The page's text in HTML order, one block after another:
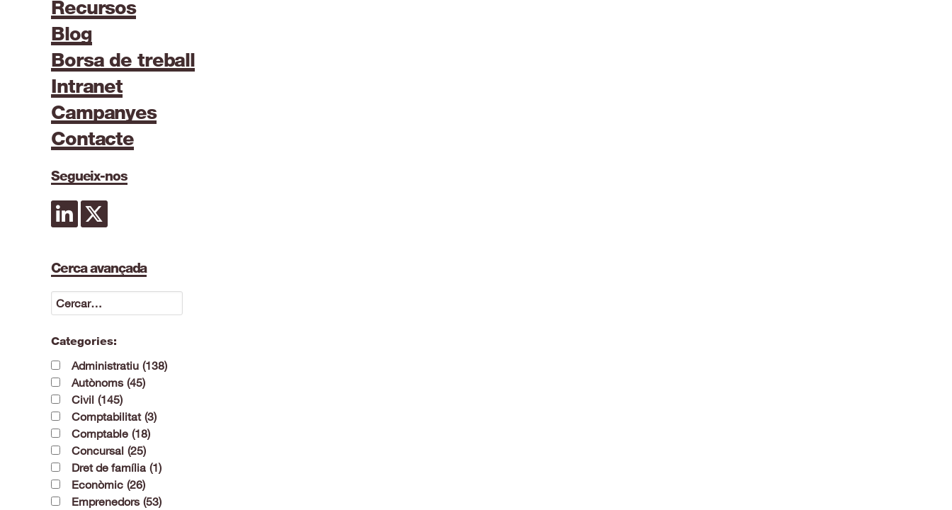
Recursos
Blog
Borsa de treball
Intranet
Campanyes
Contacte
Segueix-nos
Cerca avançada
Categories:
Administratiu (138)
Autònoms (45)
Civil (145)
Comptabilitat (3)
Comptable (18)
Concursal (25)
Dret de família (1)
Econòmic (26)
Emprenedors (53)